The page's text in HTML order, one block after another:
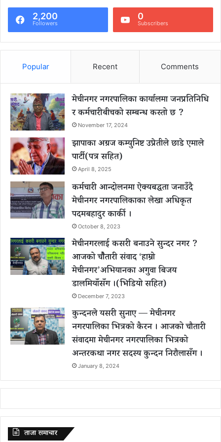
2,200
Followers
0
Subscribers
Popular Recent Comments
मेचीनगर नगरपालिका कार्यालमा जनप्रतिनिधि
र कर्मचारीबीचको सम्बन्ध कस्तो छ ?
November 17, 2024
झापाका अग्रज कम्युनिष्ट उप्रेतीले छाडे एमाले
पार्टी(पत्र सहित)
April 8, 2025
कर्मचारी आन्दोलनमा ऐक्यबद्धता जनाउँदै
मेचीनगर नगरपालिकाका लेखा अधिकृत
पदमबहादुर कार्की ।
October 8, 2023
मेचीनगरलाई कसरी बनाउने सुन्दर नगर ?
आजको चौैतारी संवाद ‘हाम्रो
मेचीनगर’अभियानका अगुवा बिजय
डालमियाँसँग ।(भिडियो सहित)
December 7, 2023
कुन्दनले यसरी सुनाए — मेचीनगर
नगरपालिका भित्रको कैरन । आजको चौतारी
संवादमा मेचीनगर नगरपालिका भित्रको
अन्तरकथा नगर सदस्य कुन्दन निरौलासँग ।
January 8, 2024
ताजा समाचार